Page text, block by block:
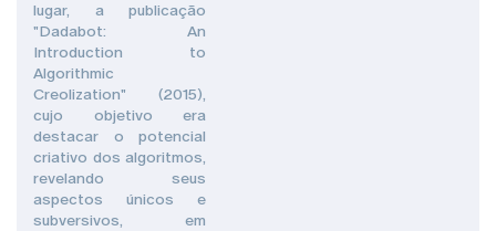
lugar, a publicação
"Dadabot: An
Introduction to
Algorithmic
Creolization" (2015),
cujo objetivo era
destacar o potencial
criativo dos algoritmos,
revelando seus
aspectos únicos e
subversivos, em